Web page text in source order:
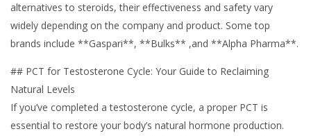
alternatives to steroids, their effectiveness and safety vary
widely depending on the company and product. Some top
brands include **Gaspari**, **Bulks** ,and **Alpha Pharma**.
## PCT for Testosterone Cycle: Your Guide to Reclaiming
Natural Levels
If you’ve completed a testosterone cycle, a proper PCT is
essential to restore your body’s natural hormone production.